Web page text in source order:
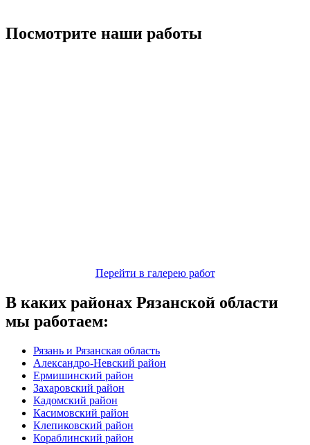
Посмотрите наши работы
Перейти в галерею работ
В каких районах Рязанской области
мы работаем:
Рязань и Рязанская область
Александро-Невский район
Ермишинский район
Захаровский район
Кадомский район
Касимовский район
Клепиковский район
Кораблинский район